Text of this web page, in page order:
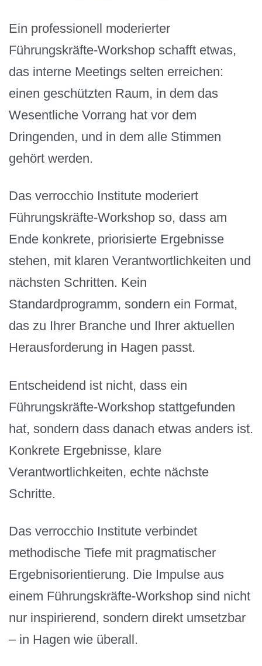
Ein professionell moderierter
Führungskräfte-Workshop schafft etwas,
das interne Meetings selten erreichen:
einen geschützten Raum, in dem das
Wesentliche Vorrang hat vor dem
Dringenden, und in dem alle Stimmen
gehört werden.
Das verrocchio Institute moderiert
Führungskräfte-Workshop so, dass am
Ende konkrete, priorisierte Ergebnisse
stehen, mit klaren Verantwortlichkeiten und
nächsten Schritten. Kein
Standardprogramm, sondern ein Format,
das zu Ihrer Branche und Ihrer aktuellen
Herausforderung in Hagen passt.
Entscheidend ist nicht, dass ein
Führungskräfte-Workshop stattgefunden
hat, sondern dass danach etwas anders ist.
Konkrete Ergebnisse, klare
Verantwortlichkeiten, echte nächste
Schritte.
Das verrocchio Institute verbindet
methodische Tiefe mit pragmatischer
Ergebnisorientierung. Die Impulse aus
einem Führungskräfte-Workshop sind nicht
nur inspirierend, sondern direkt umsetzbar
– in Hagen wie überall.